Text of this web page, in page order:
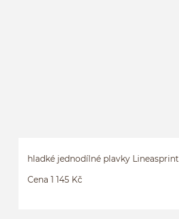
hladké jednodílné plavky Lineasprint
Cena 1 145 Kč